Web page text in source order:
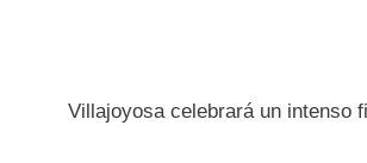
Villajoyosa celebrará un intenso